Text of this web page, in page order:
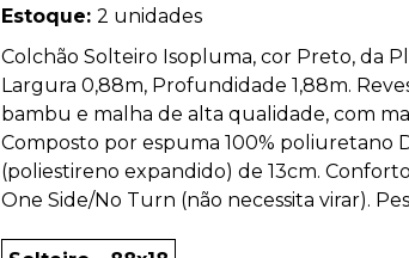
Estoque: 2 unidades
Colchão Solteiro Isopluma, cor Preto, da
Largura 0,88m, Profundidade 1,88m.
bambu e malha de alta qualidade, com
Composto por espuma 100% poliuretano
(poliestireno expandido) de 13cm.
One Side/No Turn (não necessita virar).